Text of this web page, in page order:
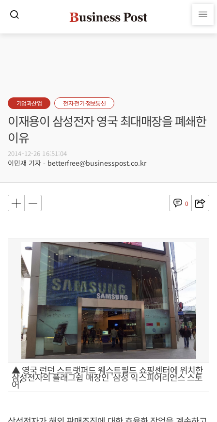
기업과산업 전자·전기·정보통신
이재용이 삼성전자 영국 최대매장을 폐쇄한
이유
2014-12-26 16:51:04
이민재 기자 - betterfree@businesspost.co.kr
0
▲ 영국 런던 스트랫퍼드 웨스트필드 쇼핑센터에 위치한
삼성전자의 플래그쉽 매장인 '삼성 익스피어리언스 스토
어'